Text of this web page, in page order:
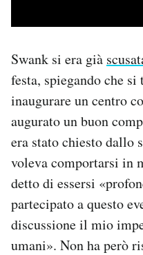
Swank si era già
festa, spiegando che
inaugurare un centro
augurato un buon
era stato chiesto dallo
voleva comportarsi in
detto di essersi
partecipato a questo
discussione il mio
umani». Non ha però